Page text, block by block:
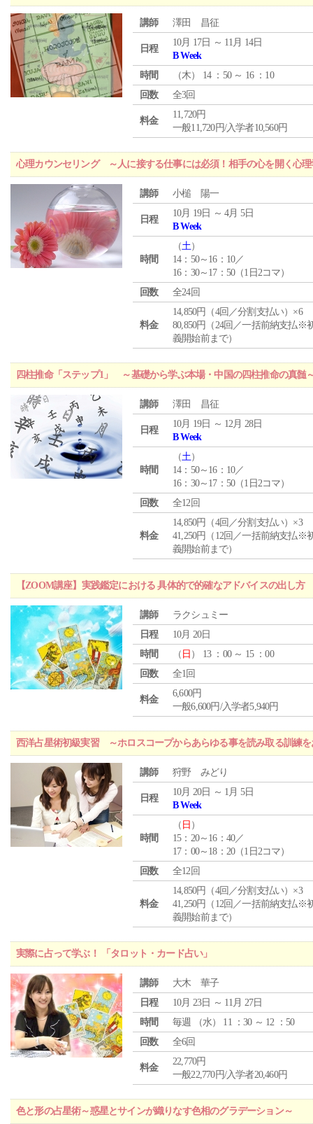
講師 澤田 昌征
日程
10月 17日 ～ 11月 14日
B Week
時間
（木） 14 ：50 ～ 16 ：10
回数
全3回
料金
11,720円
一般11,720円/入学者10,560円
心理カウンセリング ～人に接する仕事には必須！相手の心を開く心理
講師 小槌 陽一
日程
10月 19日 ～ 4月 5日
B Week
時間
（土）
14：50～16：10／
16：30～17：50（1日2コマ）
回数
全24回
料金
14,850円（4回／分割支払い）×6
80,850円（24回／一括前納支払※
義開始前まで）
四柱推命「ステップ1」 ～基礎から学ぶ本場・中国の四柱推命の真髄
講師 澤田 昌征
日程
10月 19日 ～ 12月 28日
B Week
時間
（土）
14：50～16：10／
16：30～17：50（1日2コマ）
回数
全12回
料金
14,850円（4回／分割支払い）×3
41,250円（12回／一括前納支払※
義開始前まで）
【ZOOM講座】実践鑑定における 具体的で的確なアドバイスの出し方
講師
ラクシュミー
日程
10月 20日
時間
（ 日 ） 13 ：00 ～ 15 ：00
回数
全1回
料金
6,600円
一般6,600円/入学者5,940円
西洋占星術初級実習 ～ホロスコープからあらゆる事を読み取る訓練を
講師 狩野 みどり
日程
10月 20日 ～ 1月 5日
B Week
時間
（ 日 ）
15：20～16：40／
17：00～18：20（1日2コマ）
回数
全12回
料金
14,850円（4回／分割支払い）×3
41,250円（12回／一括前納支払※
義開始前まで）
実際に占って学ぶ！ 「タロット・カード占い」
講師
大木 華子
日程
10月 23日 ～ 11月 27日
時間
毎週 （水） 11 ：30 ～ 12 ：50
回数
全6回
料金
22,770円
一般22,770円/入学者20,460円
色と形の占星術～惑星とサインが織りなす色相のグラデーション～